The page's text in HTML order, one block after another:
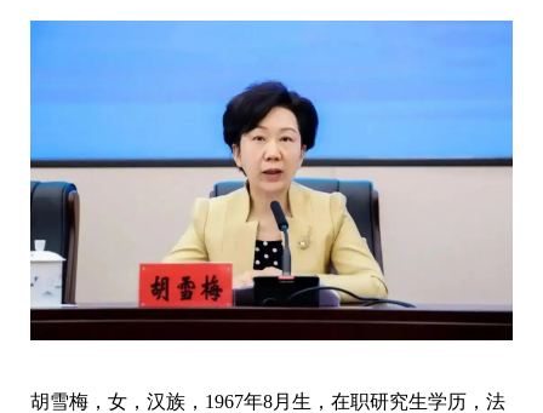
胡雪梅，女，汉族，1967年8月生，在职研究生学历，法